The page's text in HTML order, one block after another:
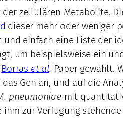
zellulären Metabolite.
dieser mehr oder weniger
einfach eine Liste der
um beispielsweise ein
Borras et al. Paper gewählt.
Gen an, und auf die
pneumoniaemit
zur Verfügung